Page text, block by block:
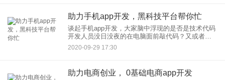
助力手机app开发，黑科技平台帮你忙
谈起手机app开发，大家脑中浮现的是否是技术代码
开发人员没日没夜的在电脑面前敲代码？又或者是
为了一个手机app开发的具体页面需求，反反复复的
修改源代码？传统的手机app开发方式昂贵又费时，
2020-09-29 17:30
助力电商创业， 0基础电商app开发